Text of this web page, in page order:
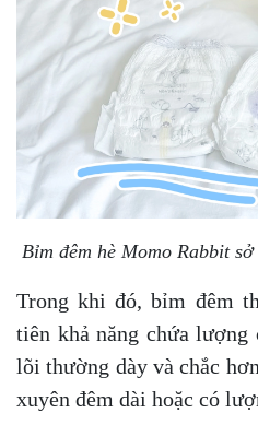
Bỉm đêm hè Momo Rabbit
Trong khi đó, bỉm đêm
tiên khả năng chứa lượng
lõi thường dày và chắc
xuyên đêm dài hoặc có